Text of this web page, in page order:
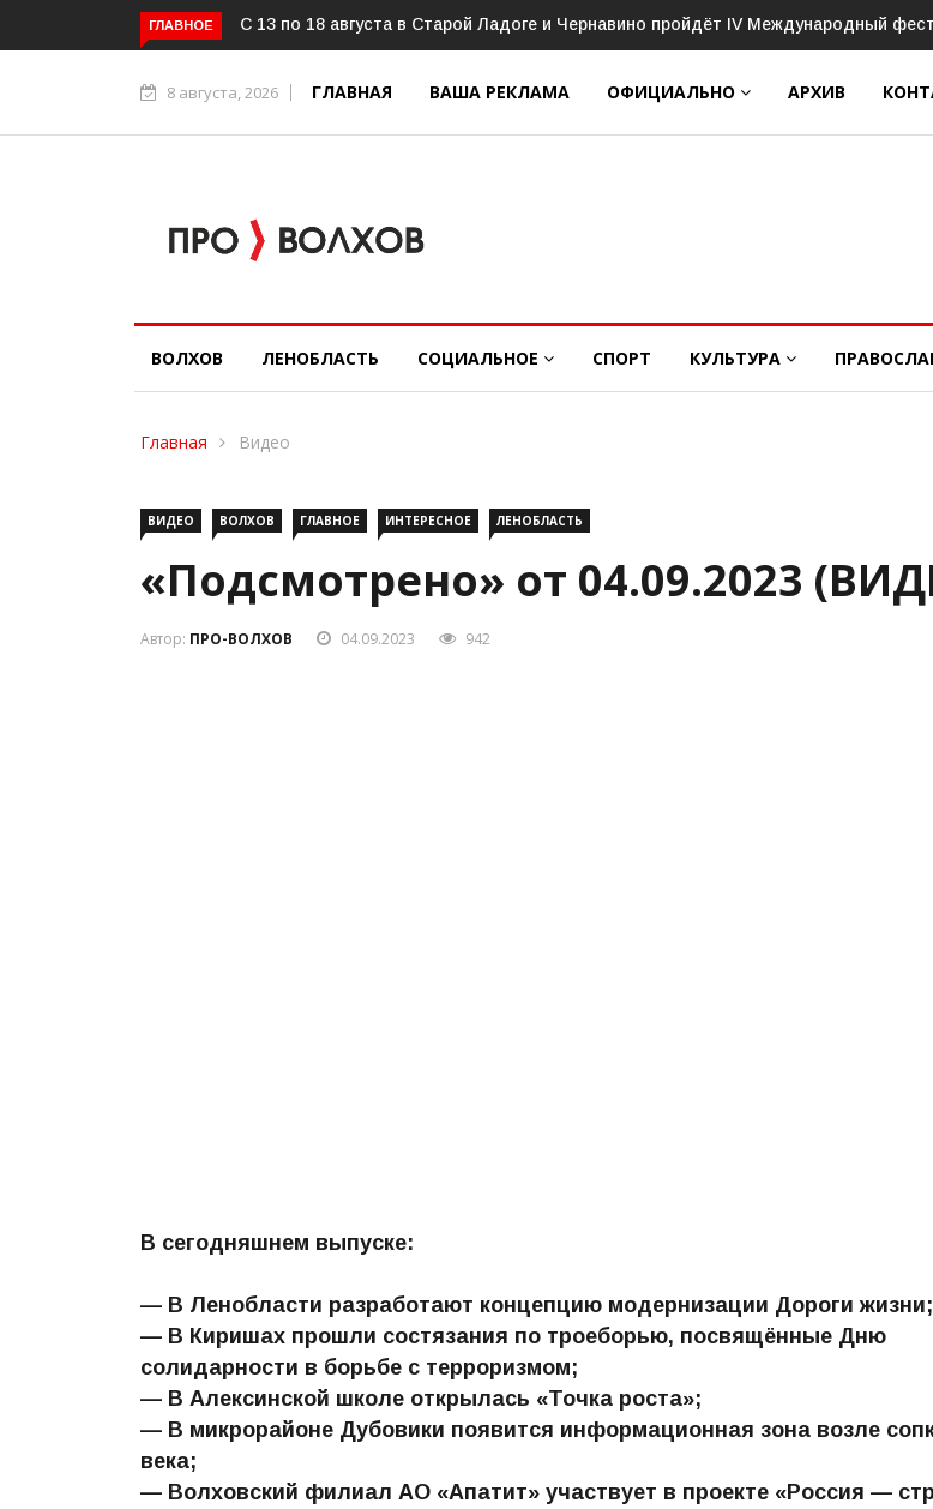
ГЛАВНОЕ
фестиваль «ОГОНЬ И ВОДА»Александр Дрозденко провёл рабочее совещание с
8 августа, 2026 ГЛАВНАЯ ВАША РЕКЛАМА ОФИЦИАЛЬНО АРХИВ
ВОЛХОВ ЛЕНОБЛАСТЬ СОЦИАЛЬНОЕ СПОРТ КУЛЬТУРА
Главная Видео
ВИДЕО ВОЛХОВ ГЛАВНОЕ ИНТЕРЕСНОЕ ЛЕНОБЛАСТЬ
«Подсмотрено» от 04.09.2023
Автор: ПРО-ВОЛХОВ 04.09.2023 942
В сегодняшнем выпуске:
— В Ленобласти разработают концепцию модернизации Дороги жизни;
— В Киришах прошли состязания по троеборью, посвящённые Дню
солидарности в борьбе с терроризмом;
— В Алексинской школе открылась «Точка роста»;
— В микрорайоне Дубовики появится информационная зона возле
века;
— Волховский филиал АО «Апатит» участвует в проекте «Россия —